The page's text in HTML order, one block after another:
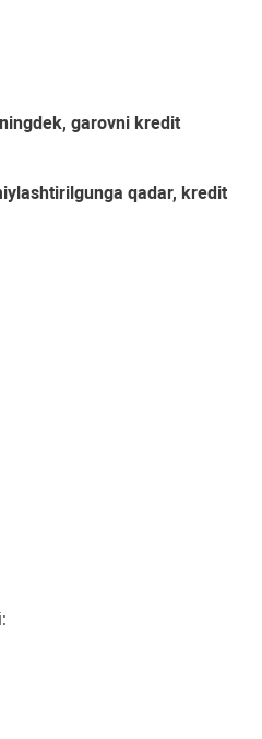
garovni kredit
qadar, kredit